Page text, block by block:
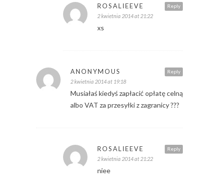
Reply
ROSALIEEVE
2 kwietnia 2014 at 21:22
xs
Reply
ANONYMOUS
2 kwietnia 2014 at 19:18
Musiałaś kiedyś zapłacić opłatę celną
albo VAT za przesyłki z zagranicy ???
Reply
ROSALIEEVE
2 kwietnia 2014 at 21:22
niee